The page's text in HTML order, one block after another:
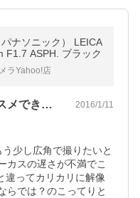
ナソニック） LEICA
F1.7 ASPH. ブラック
ラYahoo!店
初心者にもベテランにもオススメできます 2016/1/11
少し広角で撮りたいと
カスの遅さが不満でこ
違ってカリカリに解像
らでは？のこってりと